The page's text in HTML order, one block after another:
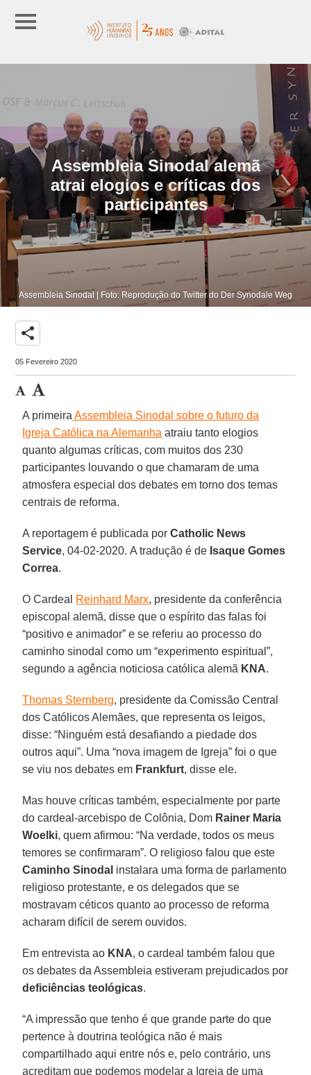
Assembleia Sinodal alemã
atrai elogios e críticas dos
participantes
Assembleia Sinodal | Foto: Reprodução do Twitter do Der Synodale Weg
share
05 Fevereiro 2020
A primeira Assembleia Sinodal sobre o futuro da
Igreja Católica na Alemanha atraiu tanto elogios
quanto algumas críticas, com muitos dos 230
participantes louvando o que chamaram de uma
atmosfera especial dos debates em torno dos temas
centrais de reforma.
A reportagem é publicada porCatholic News
Service, 04-02-2020. A tradução é de Isaque Gomes
Correa.
O Cardeal Reinhard Marx, presidente da conferência
episcopal alemã, disse que o espírito das falas foi
“positivo e animador” e se referiu ao processo do
caminho sinodal como um “experimento espiritual”,
segundo a agência noticiosa católica alemã KNA.
Thomas Sternberg, presidente da Comissão Central
dos Católicos Alemães, que representa os leigos,
disse: “Ninguém está desafiando a piedade dos
outros aqui”. Uma “nova imagem de Igreja” foi o que
se viu nos debates em Frankfurt, disse ele.
Mas houve críticas também, especialmente por parte
do cardeal-arcebispo de Colônia, Dom Rainer Maria
Woelki, quem afirmou: “Na verdade, todos os meus
temores se confirmaram”. O religioso falou que este
Caminho Sinodal instalara uma forma de parlamento
religioso protestante, e os delegados que se
mostravam céticos quanto ao processo de reforma
acharam difícil de serem ouvidos.
Em entrevista ao KNA, o cardeal também falou que
os debates da Assembleia estiveram prejudicados por
deficiências teológicas.
“A impressão que tenho é que grande parte do que
pertence à doutrina teológica não é mais
compartilhado aqui entre nós e, pelo contrário, uns
acreditam que podemos modelar a Igreja de uma